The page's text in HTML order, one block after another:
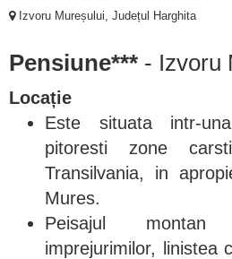
Izvoru Mureșului, Județul Harghita
Pensiune*** - Izvoru
Locație
Este situata intr-
pitoresti zone
Transilvania, in
Mures.
Peisajul
imprejurimilor, linistea